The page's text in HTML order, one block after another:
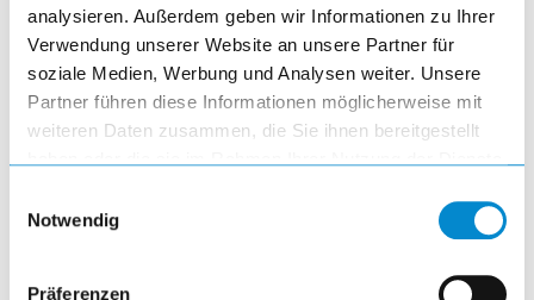
analysieren. Außerdem geben wir Informationen zu Ihrer
Verwendung unserer Website an unsere Partner für
soziale Medien, Werbung und Analysen weiter. Unsere
Partner führen diese Informationen möglicherweise mit
weiteren Daten zusammen, die Sie ihnen bereitgestellt
Notwendig
Präferenzen
add
add_shopping_cart